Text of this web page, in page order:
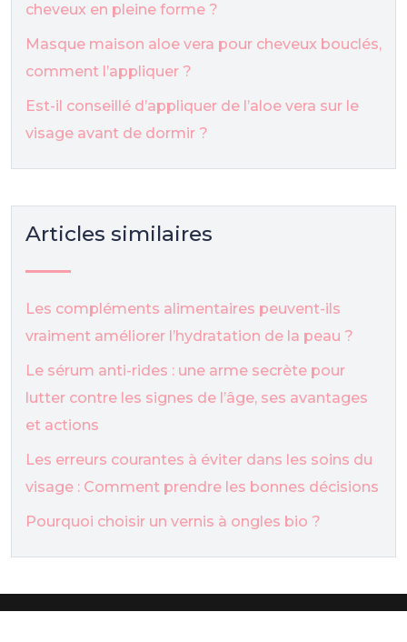
cheveux en pleine forme ?
Masque maison aloe vera pour cheveux bouclés,
comment l’appliquer ?
Est-il conseillé d’appliquer de l’aloe vera sur le
visage avant de dormir ?
Articles similaires
Les compléments alimentaires peuvent-ils
vraiment améliorer l’hydratation de la peau ?
Le sérum anti-rides : une arme secrète pour
lutter contre les signes de l’âge, ses avantages
et actions
Les erreurs courantes à éviter dans les soins du
visage : Comment prendre les bonnes décisions
Pourquoi choisir un vernis à ongles bio ?